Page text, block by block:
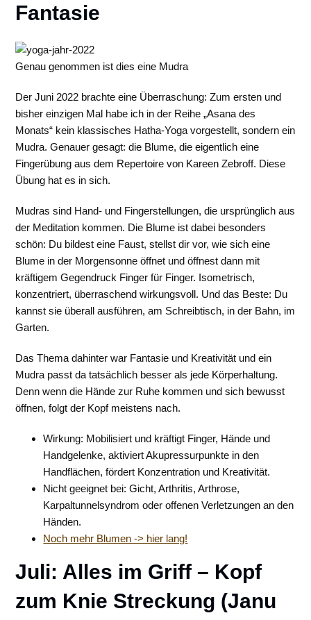
Fantasie
Genau genommen ist dies eine Mudra
Der Juni 2022 brachte eine Überraschung: Zum ersten und
bisher einzigen Mal habe ich in der Reihe „Asana des
Monats“ kein klassisches Hatha-Yoga vorgestellt, sondern ein
Mudra. Genauer gesagt: die Blume, die eigentlich eine
Fingerübung aus dem Repertoire von Kareen Zebroff. Diese
Übung hat es in sich.
Mudras sind Hand- und Fingerstellungen, die ursprünglich aus
der Meditation kommen. Die Blume ist dabei besonders
schön: Du bildest eine Faust, stellst dir vor, wie sich eine
Blume in der Morgensonne öffnet und öffnest dann mit
kräftigem Gegendruck Finger für Finger. Isometrisch,
konzentriert, überraschend wirkungsvoll. Und das Beste: Du
kannst sie überall ausführen, am Schreibtisch, in der Bahn, im
Garten.
Das Thema dahinter war Fantasie und Kreativität und ein
Mudra passt da tatsächlich besser als jede Körperhaltung.
Denn wenn die Hände zur Ruhe kommen und sich bewusst
öffnen, folgt der Kopf meistens nach.
Wirkung: Mobilisiert und kräftigt Finger, Hände und
Handgelenke, aktiviert Akupressurpunkte in den
Handflächen, fördert Konzentration und Kreativität.
Nicht geeignet bei: Gicht, Arthritis, Arthrose,
Karpaltunnelsyndrom oder offenen Verletzungen an den
Händen.
Noch mehr Blumen -> hier lang!
Juli: Alles im Griff – Kopf
zum Knie Streckung (Janu